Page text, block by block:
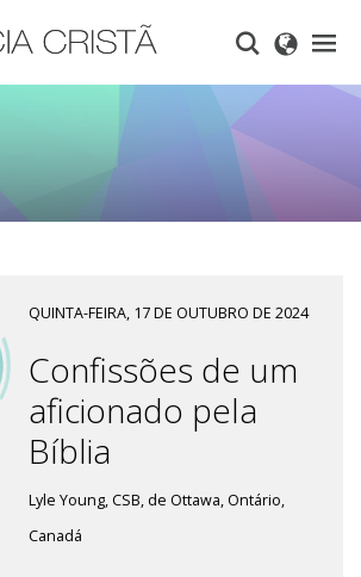
QUINTA-FEIRA, 17 DE OUTUBRO DE 2024
Confissões de um
aficionado pela
Bíblia
Lyle Young, CSB, de Ottawa, Ontário,
Canadá